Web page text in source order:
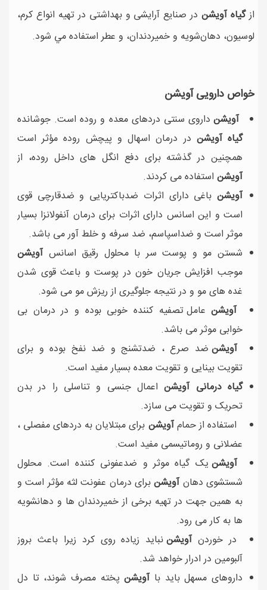
ازگیاه آویشندر صنايع آرايشی و بهداشتی در تهيه انواع کرم،
لوسيون، دهان‌شويه و خميردندان، و عطر استفاده مي شود.
خواص دارویی آویشن
آویشن داروی سنتی دردهای معده و روده است. جوشانده
گیاه آویشن در درمان اسهال و پیچش روده مؤثر است
همچنین در گذشته برای دفع انگل های داخل روده، از
آویشن استفاده می کردند.
آویشن باغی دارای اثرات ضدباکتریایی و ضدقارچی قوی
است و این اسانس دارای اثرات برای درمان آنفولانزا بسیار
موثر است و ضداسپاسم، ضد سرفه و خلط آور می باشد.
شستن مو و پوست سر با محلول رقیق اسانس آویشن
موجب افزایش جریان خون در پوست و باعث قوی شدن
غده های مو و در نتیجه جلوگیری از ریزش مو می شود.
آویشن عامل تصفیه کننده خوبی بوده و در درمان بی
خوابی موثر می باشد.
آویشن ضد صرع ، ضدتشنج و ضد نفخ بوده و برای
تقویت بینایی و تقویت معده بسیار مفید است.
گیاه درمانی آویشناعمال جنسی و تناسلی را در بدن
تحریک و تقویت می سازد.
استفاده از حمامآویشن برای مبتلایان به دردهای مفصلی ،
عضلانی و روماتیسمی مفید است.
آویشن یک گیاه موثر و ضدعفونی کننده است. محلول
شستشوی دهانآویشنبرای درمان عفونت لثه مؤثر است و
به همین جهت در تهیه برخی از خمیردندان ها و دهانشویه
ها به کار می رود.
در خوردنآویشننباید زیاده روی کرد زیرا باعث بروز
آلبومین در ادرار خواهد شد.
داروهای مسهل باید باآویشن پخته مصرف شوند، تا دل